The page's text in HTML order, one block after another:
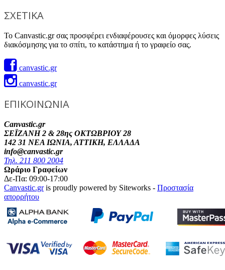
ΣΧΕΤΙΚΑ
Το Canvastic.gr σας προσφέρει ενδιαφέρουσες και όμορφες λύσεις
διακόσμησης για το σπίτι, το κατάστημα ή το γραφείο σας.
canvastic.gr
canvastic.gr
ΕΠΙΚΟΙΝΩΝΙΑ
Canvastic.gr
ΣΕΪΖΑΝΗ 2 & 28ης ΟΚΤΩΒΡΙΟΥ 28
142 31 ΝΕΑ ΙΩΝΙΑ, ΑΤΤΙΚΗ, ΕΛΛΑΔΑ
info@canvastic.gr
Τηλ. 211 800 2004
Ωράριο Γραφείων
Δε-Πα: 09:00-17:00
Canvastic.gris proudly powered by Siteworks - Προστασία
απορρήτου